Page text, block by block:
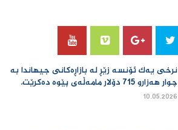
نرخی یەك ئۆنسە زێڕ لە بازاڕەكانی جیهاندا بە
چوار هەزارو 715 دۆلار مامەڵەی پێوە دەكرێت.
10.05.2026